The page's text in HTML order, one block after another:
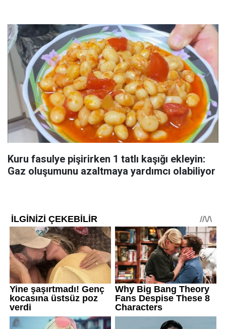
Kuru fasulye pişirirken 1 tatlı kaşığı ekleyin:
Gaz oluşumunu azaltmaya yardımcı olabiliyor